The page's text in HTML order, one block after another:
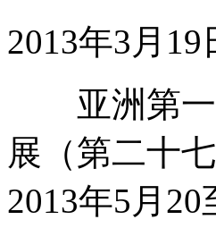
2013年3月19
亚洲第一
展（第二十
2013年5月